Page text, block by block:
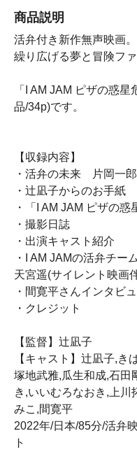
商品説明
活弁付き新作無声映画
繰り広げる夢と冒険フ
「I AM JAM ピザの惑
品/34p)です。
【収録内容】
・活弁の未来 片岡一
・辻凪子からのお手紙
・「I AM JAM ピザの
・撮影日誌
・出演キャスト紹介
・I AM JAMの活弁チ
天宮遥(サイレント映画
・間寛平さんインタビ
・クレジット
【監督】辻凪子
【キャスト】辻凪子,き
塚地武雅,瓜生和成,石田
き,いいむろなおき,上川
みこ,間寛平
2022年/日本/85分/活弁
ト